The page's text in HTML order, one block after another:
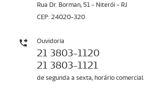
Rua Dr. Borman, 51 - Niterói - RJ
CEP: 24020-320
Ouvidoria
21 3803-1120
21 3803-1121
de segunda a sexta, horário comercial